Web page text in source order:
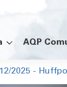
AQP
2025 -